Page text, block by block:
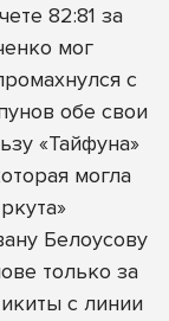
82:81 за
мог
с
обе свои
«Тайфуна»
могла
Белоусову
только за
с линии